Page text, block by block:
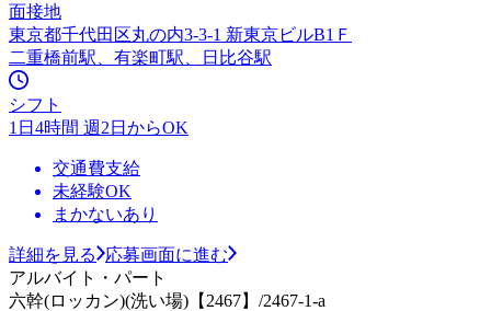
面接地
東京都千代田区丸の内3-3-1 新東京ビルB1Ｆ
二重橋前駅、有楽町駅、日比谷駅
シフト
1日4時間 週2日からOK
交通費支給
未経験OK
まかないあり
詳細を見る
応募画面に進む
アルバイト・パート
六幹(ロッカン)(洗い場)【2467】/2467-1-a